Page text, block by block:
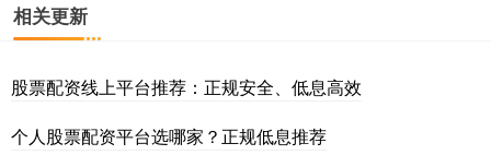
相关更新
股票配资线上平台推荐：正规安全、低息高效
个人股票配资平台选哪家？正规低息推荐